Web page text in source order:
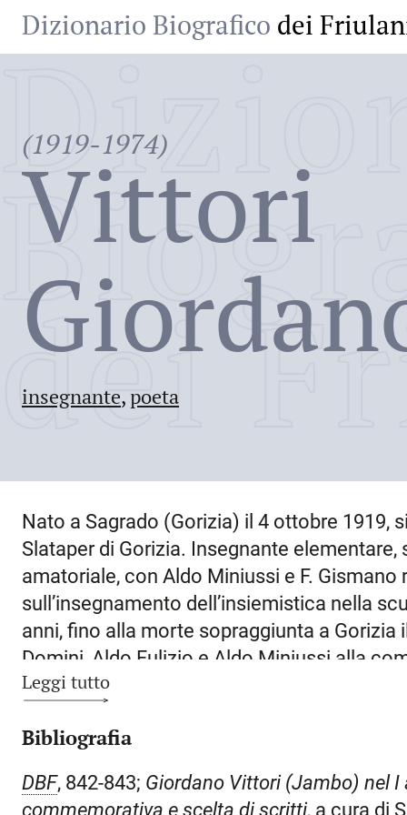
Dizionario Biografico dei
(1919-1974)
Vittori
insegnante,poeta
dei
Nato a Sagrado (Gorizia) il 4 ottobre 1919,
Slataper di Gorizia. Insegnante
amatoriale, con Aldo Miniussi e F.
sull’insegnamento dell’insiemistica nella
anni, fino alla morte sopraggiunta a Gorizia il
Domini, Aldo Fulizio e Aldo Miniussi alla
fraseologico del dialetto “bisiàc”
, che
dialetto, collaborando con i numeri unici «La
affermandosi come uno dei più originali
i colleghi Domini, Fulizio e Miniussi gli
Leggi tutto
Bibliografia
DBF, 842-843; Giordano Vittori (Jambo) nel
commemorativa e scelta di scritti, a cura di